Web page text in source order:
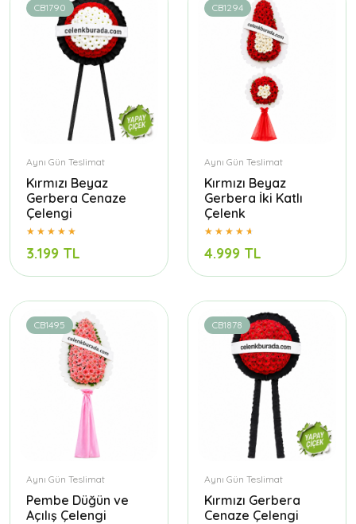
CB1790
Aynı Gün Teslimat
Kırmızı Beyaz
Gerbera Cenaze
Çelengi
3.199 TL
CB1294
Aynı Gün Teslimat
Kırmızı Beyaz
Gerbera İki Katlı
Çelenk
4.999 TL
CB1495
Aynı Gün Teslimat
Pembe Düğün ve
Açılış Çelengi
CB1878
Aynı Gün Teslimat
Kırmızı Gerbera
Cenaze Çelengi